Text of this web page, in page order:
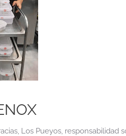
, Los Pueyos, responsabilidad